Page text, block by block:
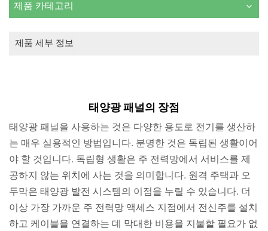
제품 카테고리
제품 세부 정보
태양광 패널의 장점
태양광 패널을 사용하는 것은 다양한 용도로 전기를 생산하
는 매우 실용적인 방법입니다. 분명한 것은 독립된 생활이어
야 할 것입니다. 독립형 생활은 주 전력망에서 서비스를 제
공하지 않는 위치에 사는 것을 의미합니다. 원격 주택과 오
두막은 태양광 발전 시스템의 이점을 누릴 수 있습니다. 더
이상 가장 가까운 주 전력망 액세스 지점에서 전신주를 설치
하고 케이블을 연결하는 데 막대한 비용을 지불할 필요가 없